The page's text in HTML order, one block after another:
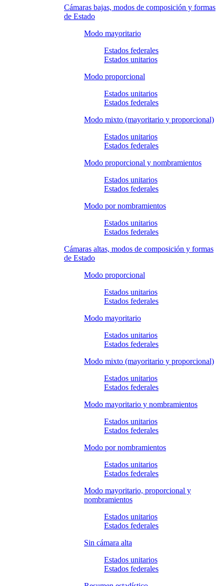
Cámaras bajas, modos de composición y formas
de Estado
Modo mayoritario
Estados federales
Estados unitarios
Modo proporcional
Estados unitarios
Estados federales
Modo mixto (mayoritario y proporcional)
Estados unitarios
Estados federales
Modo proporcional y nombramientos
Estados unitarios
Estados federales
Modo por nombramientos
Estados unitarios
Estados federales
Cámaras altas, modos de composición y formas
de Estado
Modo proporcional
Estados unitarios
Estados federales
Modo mayoritario
Estados unitarios
Estados federales
Modo mixto (mayoritario y proporcional)
Estados unitarios
Estados federales
Modo mayoritario y nombramientos
Estados unitarios
Estados federales
Modo por nombramientos
Estados unitarios
Estados federales
Modo mayoritario, proporcional y
nombramientos
Estados unitarios
Estados federales
Sin cámara alta
Estados unitarios
Estados federales